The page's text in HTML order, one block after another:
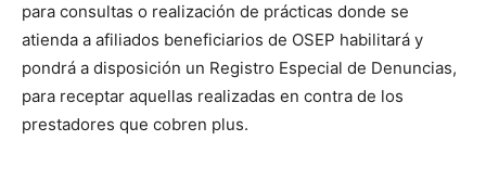
para consultas o realización de prácticas donde se
atienda a afiliados beneficiarios de OSEP habilitará y
pondrá a disposición un Registro Especial de Denuncias,
para receptar aquellas realizadas en contra de los
prestadores que cobren plus.